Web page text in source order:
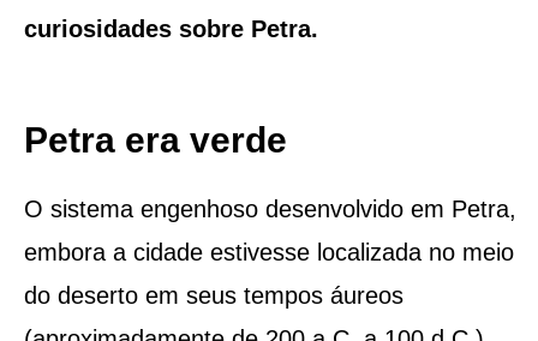
curiosidades sobre Petra.
Petra era verde
O sistema engenhoso desenvolvido em Petra,
embora a cidade estivesse localizada no meio
do deserto em seus tempos áureos